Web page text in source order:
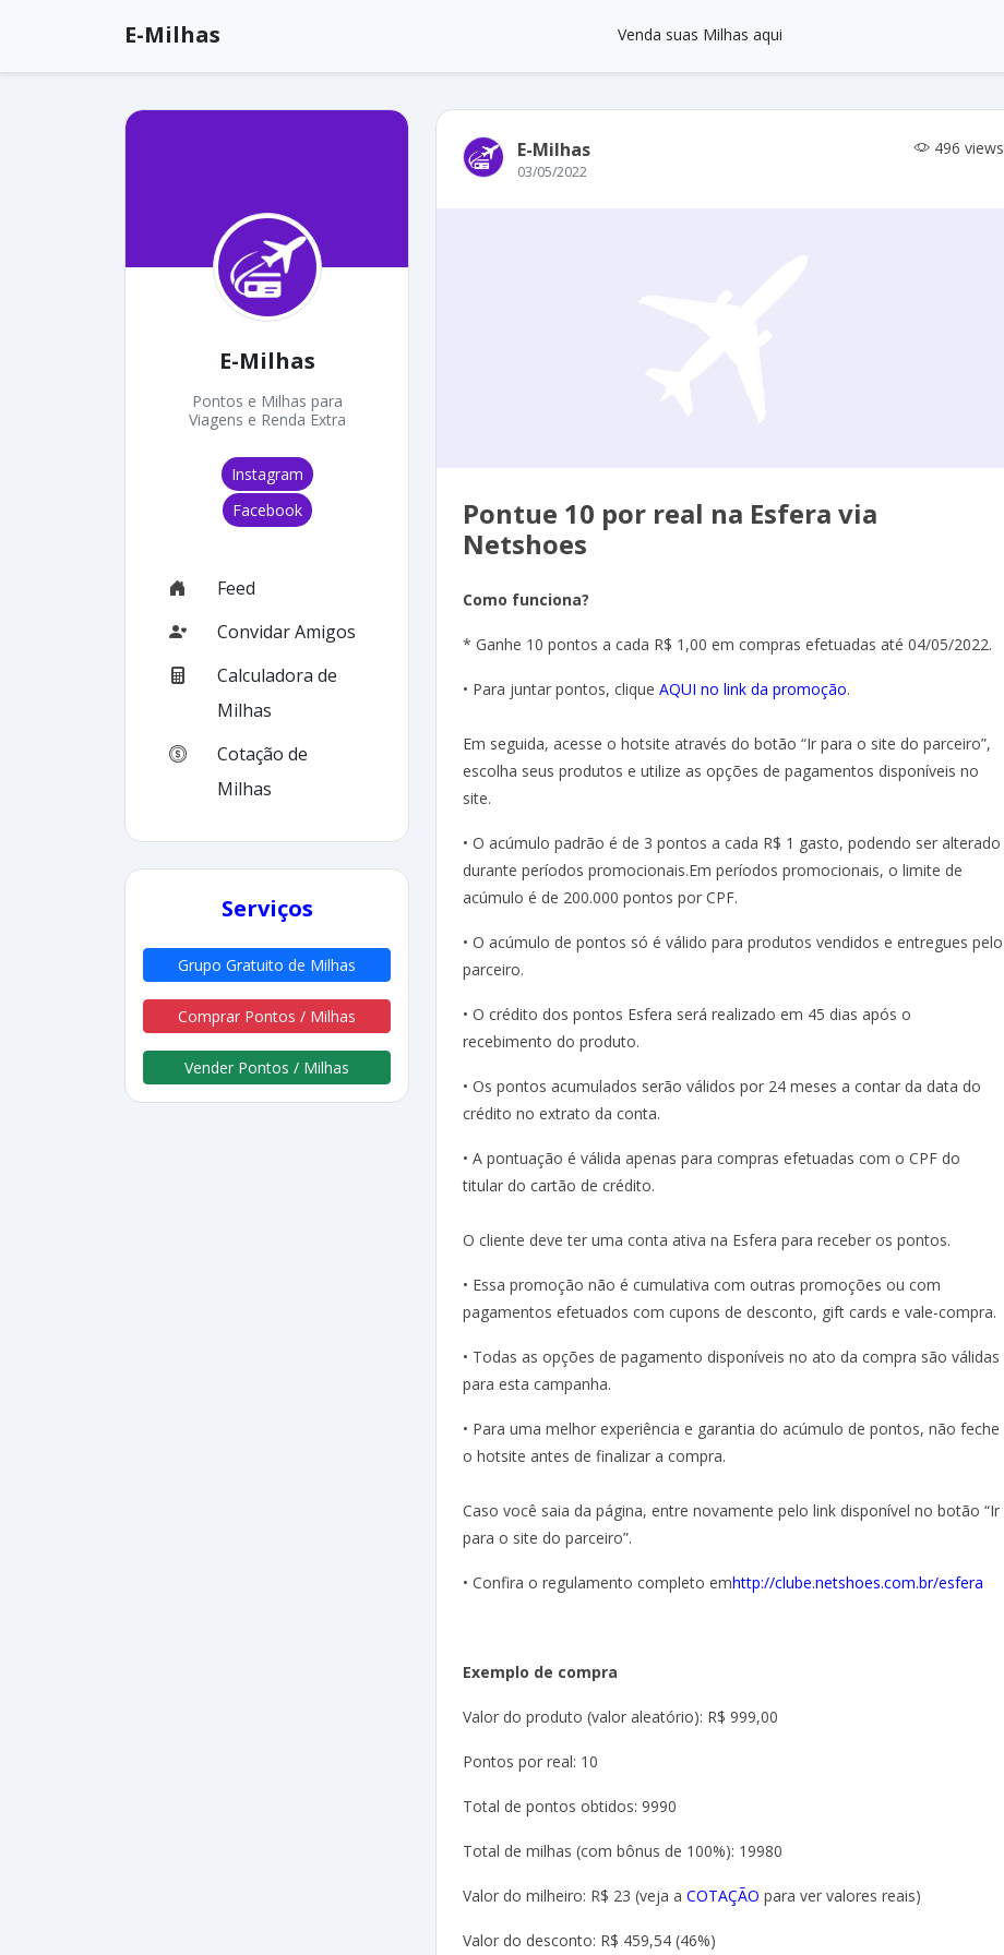
E-Milhas Venda suas Milhas aqui
E-Milhas
Pontos e Milhas para
Viagens e Renda Extra
Instagram
Facebook
Feed
Convidar Amigos
Calculadora de
Milhas
Cotação de
Milhas
Serviços
Grupo Gratuito de Milhas
Comprar Pontos / Milhas
Vender Pontos / Milhas
E-Milhas 496 views
03/05/2022
Pontue 10 por real na Esfera via
Netshoes
Como funciona?
* Ganhe 10 pontos a cada R$ 1,00 em compras efetuadas até 04/05/2022.
• Para juntar pontos, clique AQUI no link da promoção.
Em seguida, acesse o hotsite através do botão “Ir para o site do parceiro”,
escolha seus produtos e utilize as opções de pagamentos disponíveis no
site.
• O acúmulo padrão é de 3 pontos a cada R$ 1 gasto, podendo ser alterado
durante períodos promocionais.Em períodos promocionais, o limite de
acúmulo é de 200.000 pontos por CPF.
• O acúmulo de pontos só é válido para produtos vendidos e entregues pelo
parceiro.
• O crédito dos pontos Esfera será realizado em 45 dias após o
recebimento do produto.
• Os pontos acumulados serão válidos por 24 meses a contar da data do
crédito no extrato da conta.
• A pontuação é válida apenas para compras efetuadas com o CPF do
titular do cartão de crédito.
O cliente deve ter uma conta ativa na Esfera para receber os pontos.
• Essa promoção não é cumulativa com outras promoções ou com
pagamentos efetuados com cupons de desconto, gift cards e vale-compra.
• Todas as opções de pagamento disponíveis no ato da compra são válidas
para esta campanha.
• Para uma melhor experiência e garantia do acúmulo de pontos, não feche
o hotsite antes de finalizar a compra.
Caso você saia da página, entre novamente pelo link disponível no botão “Ir
para o site do parceiro”.
• Confira o regulamento completo emhttp://clube.netshoes.com.br/esfera
Exemplo de compra
Valor do produto (valor aleatório): R$ 999,00
Pontos por real: 10
Total de pontos obtidos: 9990
Total de milhas (com bônus de 100%): 19980
Valor do milheiro: R$ 23 (veja a COTAÇÃO para ver valores reais)
Valor do desconto: R$ 459,54 (46%)